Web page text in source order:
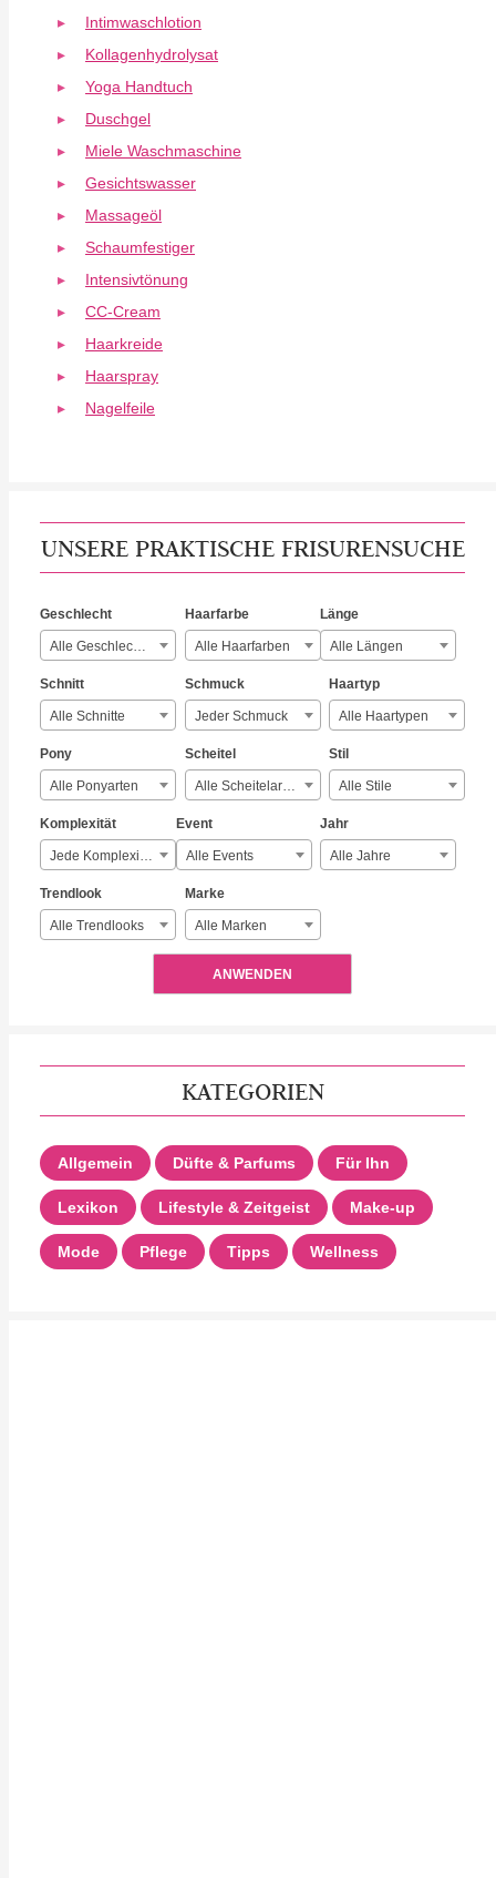
Intimwaschlotion
Kollagenhydrolysat
Yoga Handtuch
Duschgel
Miele Waschmaschine
Gesichtswasser
Massageöl
Schaumfestiger
Intensivtönung
CC-Cream
Haarkreide
Haarspray
Nagelfeile
UNSERE PRAKTISCHE FRISURENSUCHE
Geschlecht
Alle Geschlechter
Haarfarbe
Alle Haarfarben
Länge
Alle Längen
Schnitt
Alle Schnitte
Schmuck
Jeder Schmuck
Haartyp
Alle Haartypen
Pony
Alle Ponyarten
Scheitel
Alle Scheitelarten
Stil
Alle Stile
Komplexität
Jede Komplexität
Event
Alle Events
Jahr
Alle Jahre
Trendlook
Alle Trendlooks
Marke
Alle Marken
ANWENDEN
KATEGORIEN
Allgemein Düfte & Parfums Für Ihn
Lexikon Lifestyle & Zeitgeist Make-up
Mode Pflege Tipps Wellness